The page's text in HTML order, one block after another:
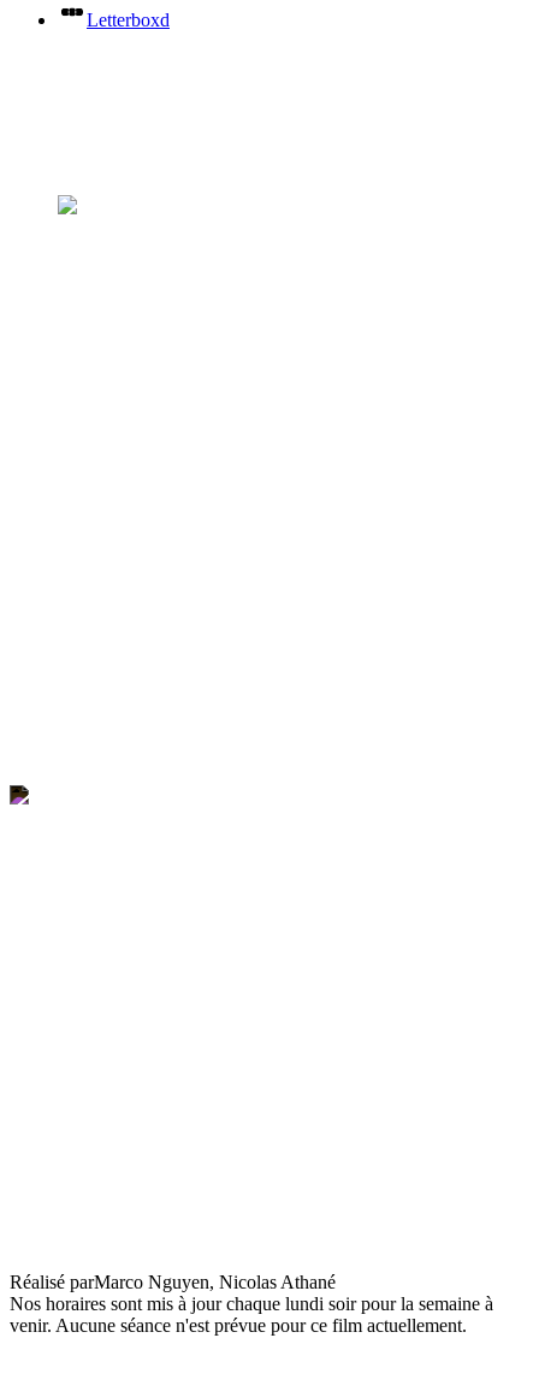
Letterboxd
Réalisé parMarco Nguyen, Nicolas Athané
Nos horaires sont mis à jour chaque lundi soir pour la semaine à
venir. Aucune séance n'est prévue pour ce film actuellement.